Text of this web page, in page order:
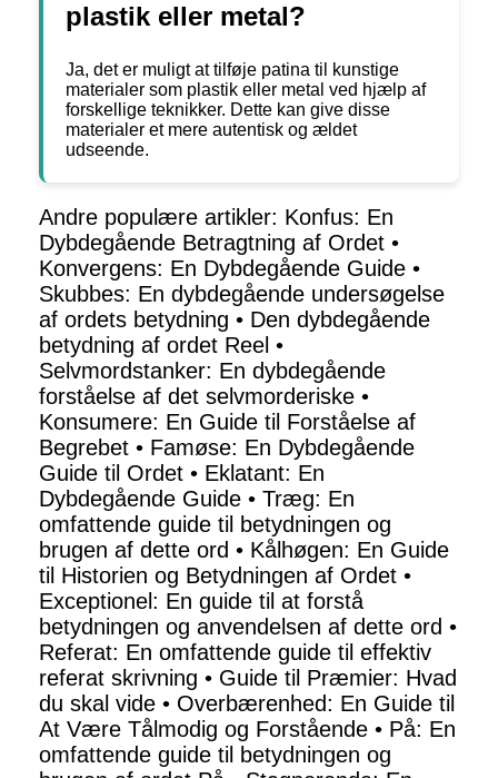
plastik eller metal?
Ja, det er muligt at tilføje patina til kunstige
materialer som plastik eller metal ved hjælp af
forskellige teknikker. Dette kan give disse
materialer et mere autentisk og ældet
udseende.
Andre populære artikler: Konfus: En
Dybdegående Betragtning af Ordet •
Konvergens: En Dybdegående Guide •
Skubbes: En dybdegående undersøgelse
af ordets betydning • Den dybdegående
betydning af ordet Reel •
Selvmordstanker: En dybdegående
forståelse af det selvmorderiske •
Konsumere: En Guide til Forståelse af
Begrebet • Famøse: En Dybdegående
Guide til Ordet • Eklatant: En
Dybdegående Guide • Træg: En
omfattende guide til betydningen og
brugen af dette ord • Kålhøgen: En Guide
til Historien og Betydningen af Ordet •
Exceptionel: En guide til at forstå
betydningen og anvendelsen af dette ord •
Referat: En omfattende guide til effektiv
referat skrivning • Guide til Præmier: Hvad
du skal vide • Overbærenhed: En Guide til
At Være Tålmodig og Forstående • På: En
omfattende guide til betydningen og